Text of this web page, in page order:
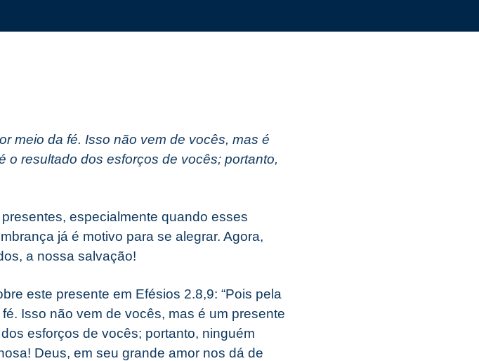
meio da fé. Isso não vem de vocês, mas é
o resultado dos esforços de vocês; portanto,
especialmente quando esses
já é motivo para se alegrar. Agora,
a nossa salvação!
este presente em Efésios 2.8,9: “Pois pela
Isso não vem de vocês, mas é um presente
esforços de vocês; portanto, ninguém
Deus, em seu grande amor nos dá de